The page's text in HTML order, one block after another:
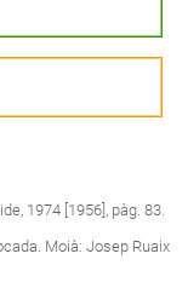
1974 [1956], pàg. 83.
Moià: Josep Ruaix